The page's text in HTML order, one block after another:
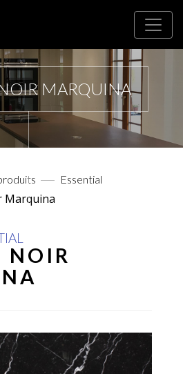
MARQUINA
Essential
Marquina
NOIR